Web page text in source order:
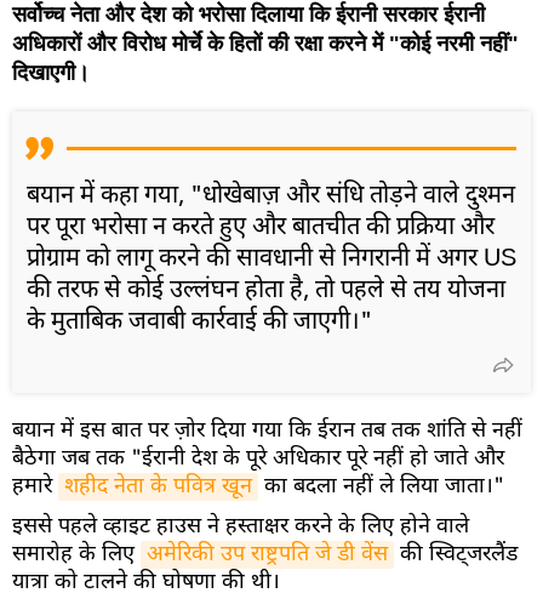
सर्वोच्च नेता और देश को भरोसा दिलाया कि ईरानी सरकार ईरानी
अधिकारों और विरोध मोर्चे के हितों की रक्षा करने में "कोई नरमी नहीं"
दिखाएगी।
बयान में कहा गया, "धोखेबाज़ और संधि तोड़ने वाले दुश्मन
पर पूरा भरोसा न करते हुए और बातचीत की प्रक्रिया और
प्रोग्राम को लागू करने की सावधानी से निगरानी में अगर US
की तरफ से कोई उल्लंघन होता है, तो पहले से तय योजना
के मुताबिक जवाबी कार्रवाई की जाएगी।"
बयान में इस बात पर ज़ोर दिया गया कि ईरान तब तक शांति से नहीं
बैठेगा जब तक "ईरानी देश के पूरे अधिकार पूरे नहीं हो जाते और
हमारे शहीद नेता के पवित्र खून का बदला नहीं ले लिया जाता।"
इससे पहले व्हाइट हाउस ने हस्ताक्षर करने के लिए होने वाले
समारोह के लिए अमेरिकी उप राष्ट्रपति जे डी वेंस की स्विट्जरलैंड
यात्रा को टालने की घोषणा की थी।